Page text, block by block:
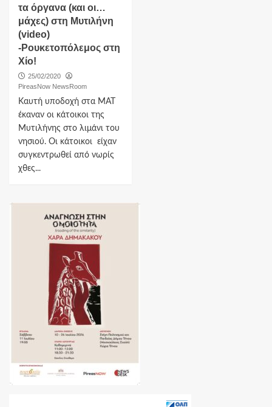
τα όργανα (και οι…
μάχες) στη Μυτιλήνη
(video)
-Ρουκετοπόλεμος στη
Χίο!
25/02/2020
PireasNow NewsRoom
Καυτή υποδοχή στα ΜΑΤ
έκαναν οι κάτοικοι της
Μυτιλήνης στο λιμάνι του
νησιού. Οι κάτοικοι είχαν
συγκεντρωθεί από νωρίς
χθες...